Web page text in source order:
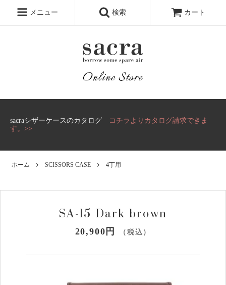
sacraシザーケースのカタログ
コチラよりカタログ請求できま
す。>>
メニュー 検索 カート
ホーム SCISSORS CASE 4丁用
SA-15 Dark brown
20,900円 （税込）